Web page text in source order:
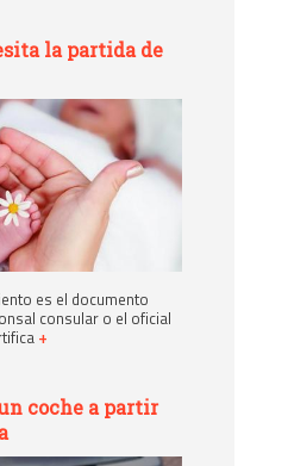
la partida de
es el documento
consular o el oficial
+
coche a partir